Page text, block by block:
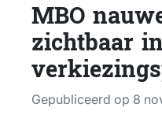
MBO
zichtbaar in
Gepubliceerd op 8